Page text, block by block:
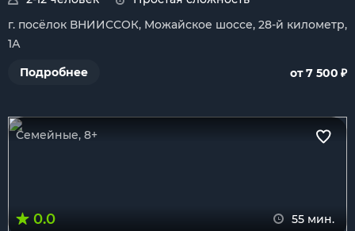
г. посёлок ВНИИССОК, Можайское шоссе, 28-й километр,
1А
Подробнее
от 7 500 ₽
Семейные, 8+
0.0 55 мин.